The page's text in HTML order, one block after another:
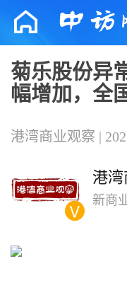
菊乐股份异
幅增加，全
港湾商业观察 |
港
新商